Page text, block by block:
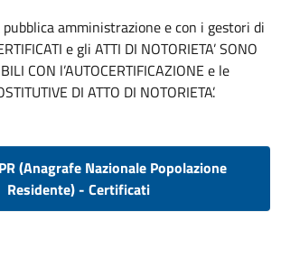
amministrazione e con i gestori di
e gli ATTI DI NOTORIETA’ SONO
CON l’AUTOCERTIFICAZIONE e le
DI ATTO DI NOTORIETA’.
(Anagrafe Nazionale Popolazione
Residente) - Certificati